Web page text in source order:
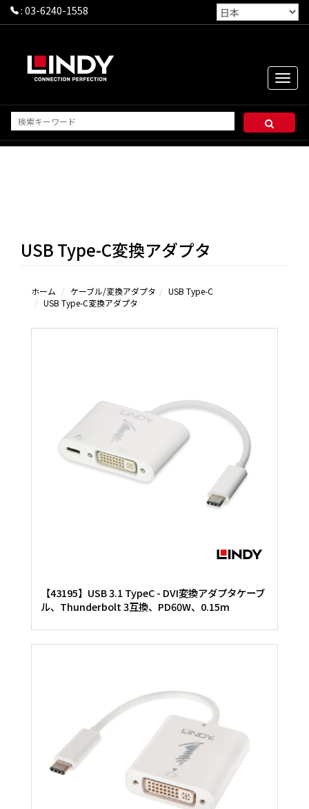
: 03-6240-1558
Toggle
USB Type-C変換アダプタ
ホーム ケーブル/変換アダプタ
USB Type-C
USB Type-C変換アダプタ
【43195】USB 3.1 TypeC - DVI変換アダプタケーブ
ル、Thunderbolt 3互換、PD60W、0.15m